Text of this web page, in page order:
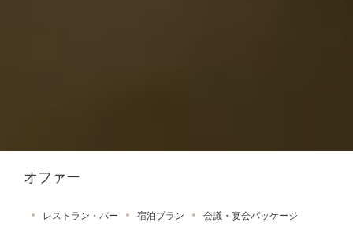
オファー
レストラン・バー 宿泊プラン 会議・宴会パッケージ